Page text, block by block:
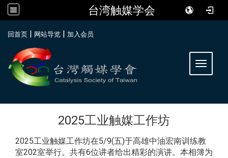
台湾触媒学会
回首页 | 网站导览 | 加入会员
Toggle
2025工业触媒工作坊
2025工业触媒工作坊在5/9(五)于高雄中油宏南训练教
室202室举行。共有6位讲者给出精彩的演讲。本相簿为